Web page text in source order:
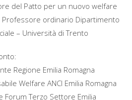
del Patto per un nuovo welfare
Professore ordinario Dipartimento
– Università di Trento
Regione Emilia Romagna
Welfare ANCI Emilia Romagna
Forum Terzo Settore Emilia